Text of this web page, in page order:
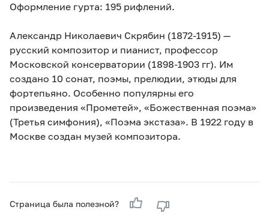
Оформление гурта: 195 рифлений.
Александр Николаевич Скрябин (1872-1915) —
русский композитор и пианист, профессор
Московской консерватории (1898-1903 гг). Им
создано 10 сонат, поэмы, прелюдии, этюды для
фортепьяно. Особенно популярны его
произведения «Прометей», «Божественная поэма»
(Третья симфония), «Поэма экстаза». В 1922 году в
Москве создан музей композитора.
Страница была полезной?